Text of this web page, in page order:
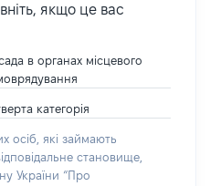
якщо це вас
в органах місцевого
категорія
осіб, які займають
становище,
України “Про